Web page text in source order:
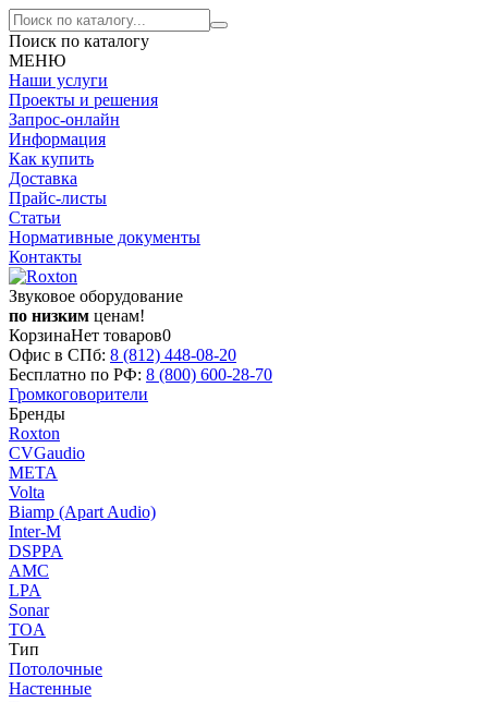
Поиск по каталогу
МЕНЮ
Наши услуги
Проекты и решения
Запрос-онлайн
Информация
Как купить
Доставка
Прайс-листы
Статьи
Нормативные документы
Контакты
Звуковое оборудование
по низким ценам!
КорзинаНет товаров0
Офис в СПб: 8 (812) 448-08-20
Бесплатно по РФ: 8 (800) 600-28-70
Громкоговорители
Бренды
Roxton
CVGaudio
МЕТА
Volta
Biamp (Apart Audio)
Inter-M
DSPPA
AMC
LPA
Sonar
TOA
Тип
Потолочные
Настенные